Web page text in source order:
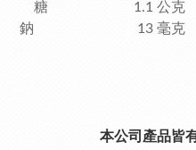
糖 1.1 公克
鈉 13 毫克
本公司產品皆